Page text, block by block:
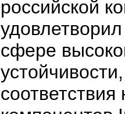
российской
сфере